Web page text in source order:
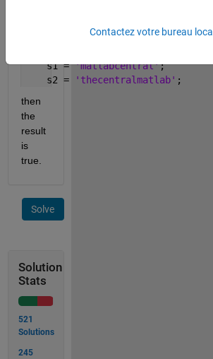
    s1 =
'matlabcentral';
    s2 =
'thecentralmatlab' ;
then
the
result
is
true.
Solve
Solution
Stats
521
Solutions
245
Contactez votre bureau local